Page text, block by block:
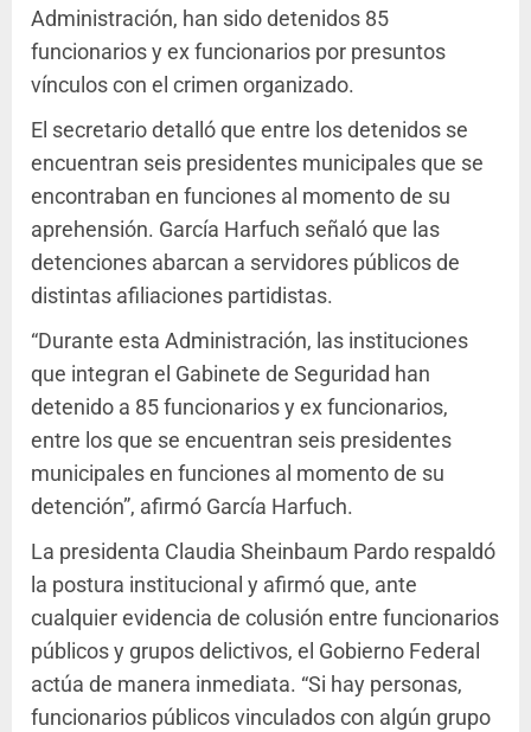
Administración, han sido detenidos 85
funcionarios y ex funcionarios por presuntos
vínculos con el crimen organizado.
El secretario detalló que entre los detenidos se
encuentran seis presidentes municipales que se
encontraban en funciones al momento de su
aprehensión. García Harfuch señaló que las
detenciones abarcan a servidores públicos de
distintas afiliaciones partidistas.
“Durante esta Administración, las instituciones
que integran el Gabinete de Seguridad han
detenido a 85 funcionarios y ex funcionarios,
entre los que se encuentran seis presidentes
municipales en funciones al momento de su
detención”, afirmó García Harfuch.
La presidenta Claudia Sheinbaum Pardo respaldó
la postura institucional y afirmó que, ante
cualquier evidencia de colusión entre funcionarios
públicos y grupos delictivos, el Gobierno Federal
actúa de manera inmediata. “Si hay personas,
funcionarios públicos vinculados con algún grupo